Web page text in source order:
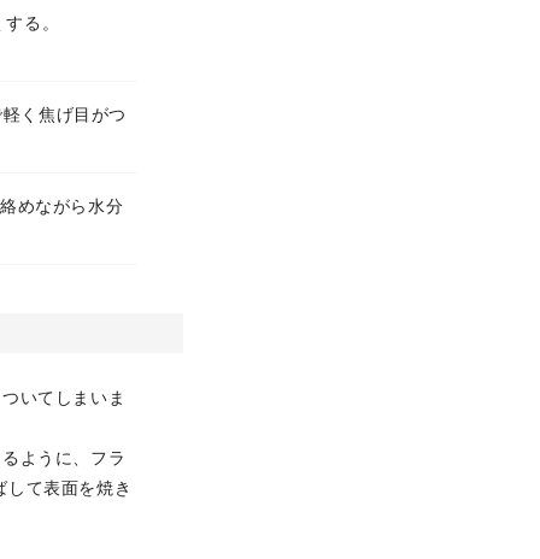
る。
く焦げ目がつ
めながら水分
いてしまいま
ように、フラ
て表面を焼き